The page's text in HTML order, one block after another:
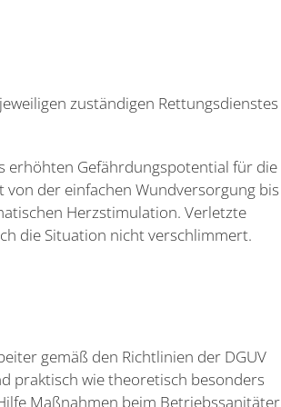
zuständigen Rettungsdienstes
erhöhten Gefährdungspotential für die
der einfachen Wundversorgung bis
Herzstimulation. Verletzte
die Situation nicht verschlimmert.
gemäß den Richtlinien der DGUV
praktisch wie theoretisch besonders
Maßnahmen beim Betriebssanitäter